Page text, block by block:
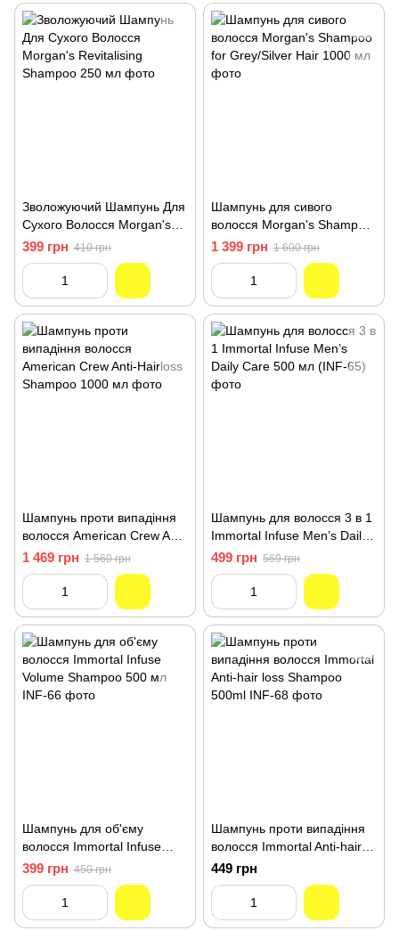
Зволожуючий Шампунь Для
Сухого Волосся Morgan's
Revitalising Shampoo 250
мл
399 грн 410 грн
Шампунь для сивого
волосся Morgan's Shampoo
for Grey/Silver Hair 1000 мл
1 399 грн 1 600 грн
Шампунь проти випадіння
волосся American Crew Anti-
Hairloss Shampoo 1000 мл
1 469 грн 1 560 грн
Шампунь для волосся 3 в 1
Immortal Infuse Men’s Daily
Care 500 мл (INF-65)
499 грн 569 грн
Шампунь для об'єму
волосся Immortal Infuse
Volume Shampoo 500 мл
INF-66
399 грн 450 грн
Шампунь проти випадіння
волосся Immortal Anti-hair
449 грн